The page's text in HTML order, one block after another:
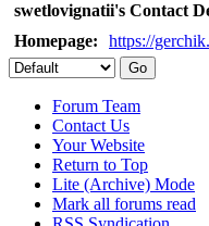
swetlovignatii's Contact
Homepage:
https://
Forum Team
Contact Us
Your Website
Return to Top
Lite (Archive) Mode
Mark all forums read